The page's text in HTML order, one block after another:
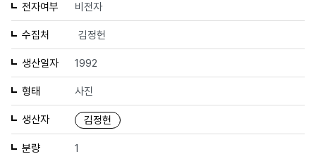
전자여부 비전자
수집처 김정헌
생산일자 1992
형태 사진
생산자 김정헌
분량 1